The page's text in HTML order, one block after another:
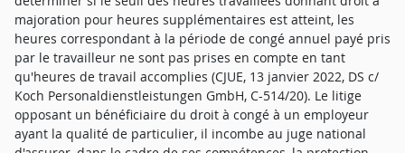
majoration pour heures supplémentaires est atteint, les
heures correspondant à la période de congé annuel payé pris
par le travailleur ne sont pas prises en compte en tant
qu'heures de travail accomplies (CJUE, 13 janvier 2022, DS c/
Koch Personaldienstleistungen GmbH, C-514/20). Le litige
opposant un bénéficiaire du droit à congé à un employeur
ayant la qualité de particulier, il incombe au juge national